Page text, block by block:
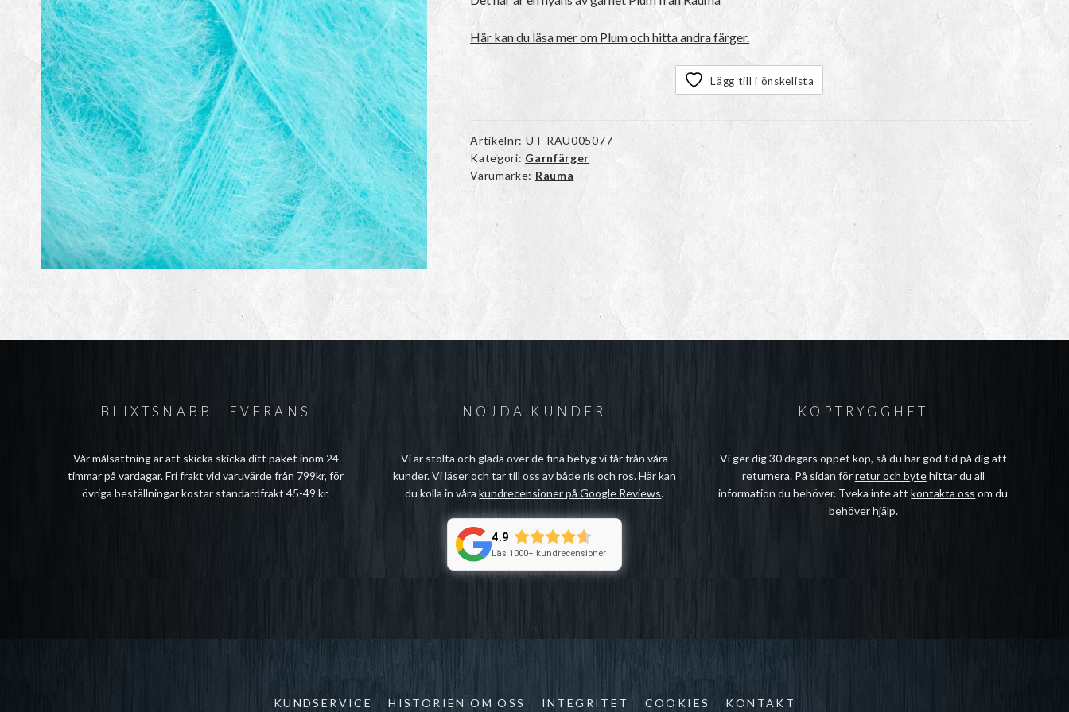
var: är:
Här kan du läsa mer om Plum och hitta andra färger.
Lägg till i önskelista
Artikelnr: UT-RAU005077
Kategori: Garnfärger
Varumärke: Rauma
BLIXTSNABB LEVERANS
Vår målsättning är att skicka skicka ditt paket inom 24
timmar på vardagar. Fri frakt vid varuvärde från 799kr, för
övriga beställningar kostar standardfrakt 45-49 kr.
NÖJDA KUNDER
Vi är stolta och glada över de fina betyg vi får från våra
kunder. Vi läser och tar till oss av både ris och ros. Här kan
du kolla in vårakundrecensioner på Google Reviews.
4.9
Läs 1000+ kundrecensioner
KÖPTRYGGHET
Vi ger dig 30 dagars öppet köp, så du har god tid på dig att
returnera. På sidan förretur och bytehittar du all
information du behöver. Tveka inte attkontakta oss om du
behöver hjälp.
KUNDSERVICE HISTORIEN OM OSS INTEGRITET COOKIES KONTAKT